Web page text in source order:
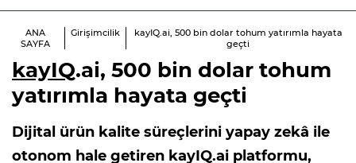
ANA
SAYFA
Girişimcilik
kayIQ.ai, 500 bin dolar tohum yatırımla hayata
geçti
kayIQ.ai, 500 bin dolar tohum
yatırımla hayata geçti
Dijital ürün kalite süreçlerini yapay zekâ ile
otonom hale getiren kayIQ.ai platformu,